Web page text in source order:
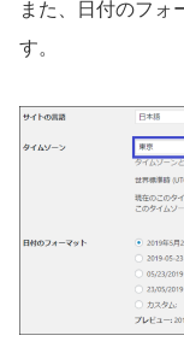
また、日付のフォ
す。